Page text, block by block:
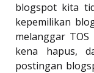
blogspot kita
kepemilikan
melanggar
kena hapus,
postingan